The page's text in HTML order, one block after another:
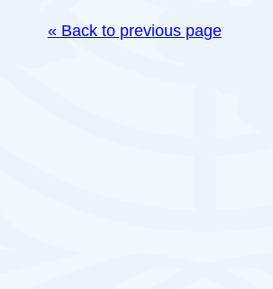
« Back to previous page